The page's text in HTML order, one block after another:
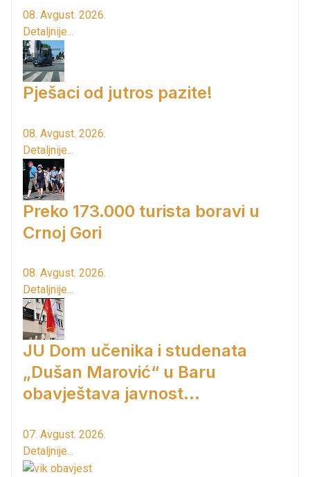
08. Avgust. 2026.
Detaljnije...
Pješaci od jutros pazite!
08. Avgust. 2026.
Detaljnije...
Preko 173.000 turista boravi u
Crnoj Gori
08. Avgust. 2026.
Detaljnije...
JU Dom učenika i studenata
„Dušan Marović“ u Baru
obavještava javnost...
07. Avgust. 2026.
Detaljnije...